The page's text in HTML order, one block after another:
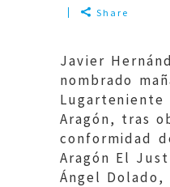
Share
Javier
nombrado
Aragón, tras
conformidad
Aragón El
Ángel